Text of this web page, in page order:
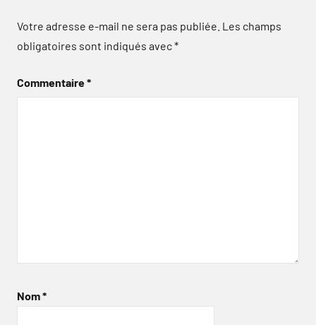
Votre adresse e-mail ne sera pas publiée. Les champs
obligatoires sont indiqués avec*
Commentaire*
Nom*